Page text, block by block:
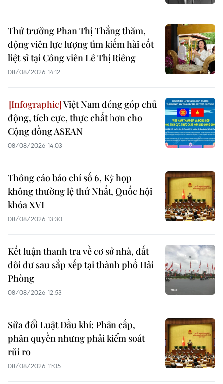
Thứ trưởng Phan Thị Thắng thăm,
động viên lực lượng tìm kiếm hài cốt
liệt sĩ tại Công viên Lê Thị Riêng
08/08/2026 14:12
Việt Nam đóng góp chủ
động, tích cực, thực chất hơn cho
Cộng đồng ASEAN
08/08/2026 14:03
Thông cáo báo chí số 6, Kỳ họp
không thường lệ thứ Nhất, Quốc hội
khóa XVI
08/08/2026 13:30
Kết luận thanh tra về cơ sở nhà, đất
dôi dư sau sắp xếp tại thành phố Hải
Phòng
08/08/2026 12:53
Sửa đổi Luật Dầu khí: Phân cấp,
phân quyền nhưng phải kiểm soát
rủi ro
08/08/2026 11:05